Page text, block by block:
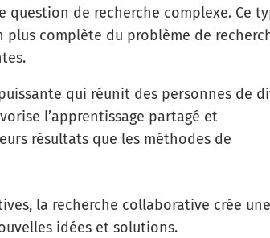
de recherche complexe. Ce
complète du problème de
qui réunit des personnes de
l’apprentissage partagé et
résultats que les méthodes de
la recherche collaborative crée une
idées et solutions.